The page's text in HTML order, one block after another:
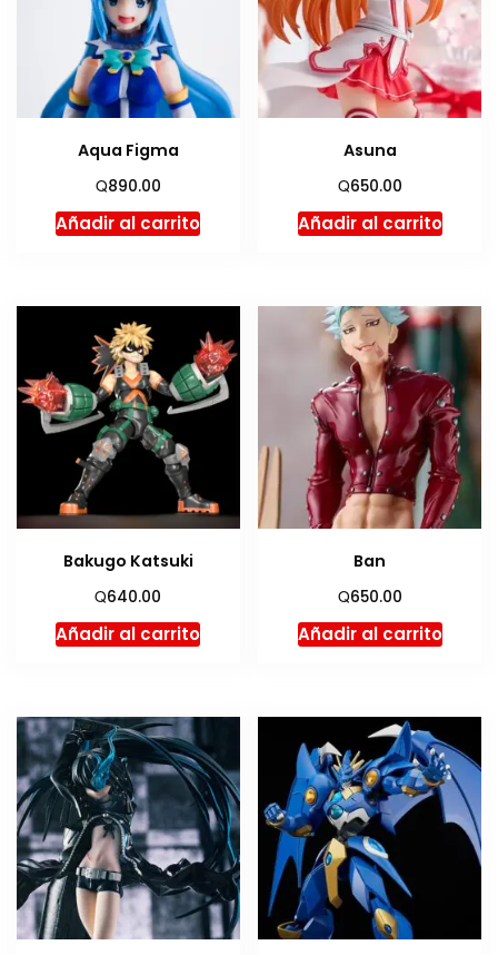
Aqua Figma
Q890.00
Añadir al carrito
Asuna
Q650.00
Añadir al carrito
Bakugo Katsuki
Q640.00
Añadir al carrito
Ban
Q650.00
Añadir al carrito